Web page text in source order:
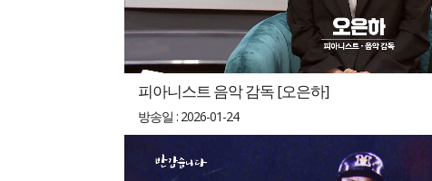
피아니스트 음악 감독 [오은하]
방송일 : 2026-01-24